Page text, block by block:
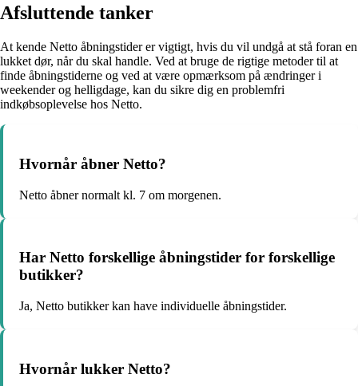
Afsluttende tanker
At kende Netto åbningstider er vigtigt, hvis du vil undgå at stå foran en
lukket dør, når du skal handle. Ved at bruge de rigtige metoder til at
finde åbningstiderne og ved at være opmærksom på ændringer i
weekender og helligdage, kan du sikre dig en problemfri
indkøbsoplevelse hos Netto.
Hvornår åbner Netto?
Netto åbner normalt kl. 7 om morgenen.
Har Netto forskellige åbningstider for forskellige
butikker?
Ja, Netto butikker kan have individuelle åbningstider.
Hvornår lukker Netto?